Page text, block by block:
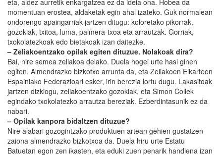
eta, aldez aurretik enkargatzea ez da ideia ona. Hobea da
momentuan erostea, aldaketak egin ahal izateko. Guk normalean
ondorengo apaingarriak jartzen ditugu: koloretako pikorrak,
gozokiak, txitoa, luma, palmera-txoa eta arrautzak. Gorriak,
txokolatezkoak edo bietakoak izan daitezke.
– Zeliakoentzako opilak egiten dituzue. Nolakoak dira?
Bai, nire semea zeliakoa delako. Duela hogei urte hasi ginen
egiten. Almendrazko bizkotxo arrunta da, eta Zeliakoen Elkarteen
Espainiako Federazioari esker, irin berezia lortu dugu. Lakasitoak
jartzen dizkiogu, zeliakoentzako gozokiak, eta Simon Collek
egindako txokolatezko arrautza bereziak. Ezberdintasunik ez da
nabari.
– Opilak kanpora bidaltzen dituzue?
Nire alabari gozogintzako produktuen artean gehien gustatzen
zaiona almendrazko bizkotxoa da. Duela hiru urte Estatu
Batuetan egon zen ikasten, eta eduki zuen penarik handiena izan